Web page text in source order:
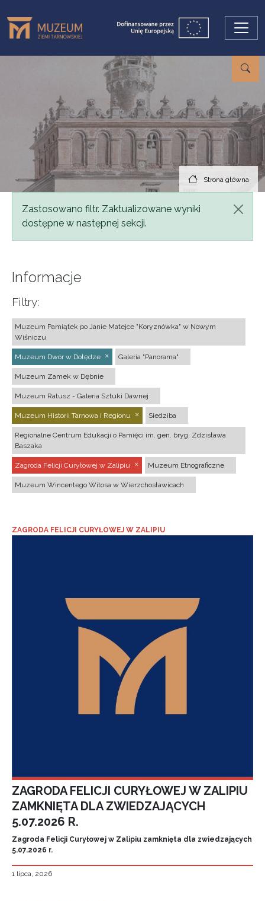
Strona główna
Komunikat
Zastosowano filtr. Zaktualizowane wyniki
dostępne w następnej sekcji.
Informacje
Filtry:
Muzeum Pamiątek po Janie Matejce "Koryznówka" w Nowym
Wiśniczu
Muzeum Dwór w Dołędze Galeria "Panorama"
Muzeum Zamek w Dębnie
Muzeum Ratusz - Galeria Sztuki Dawnej
Muzeum Historii Tarnowa i Regionu Siedziba
Regionalne Centrum Edukacji o Pamięci im. gen. bryg. Zdzisława
Baszaka
Zagroda Felicji Curyłowej w Zalipiu Muzeum Etnograficzne
Muzeum Wincentego Witosa w Wierzchosławicach
ZAGRODA FELICJI CURYŁOWEJ W ZALIPIU
ZAGRODA FELICJI CURYŁOWEJ W ZALIPIU
ZAMKNIĘTA DLA ZWIEDZAJĄCYCH
5.07.2026 R.
Zagroda Felicji Curyłowej w Zalipiu zamknięta dla zwiedzających
5.07.2026 r.
1 lipca, 2026